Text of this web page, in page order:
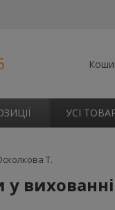
УСІ
Т.
вихованні